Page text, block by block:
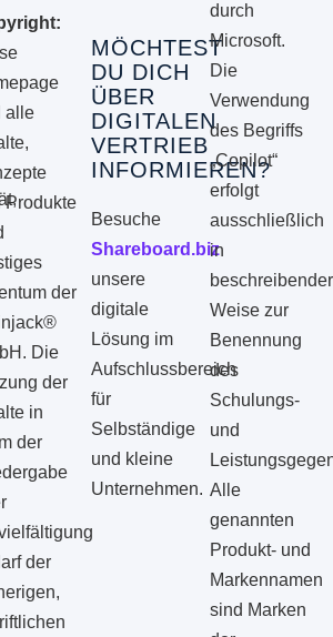
alle
Produkte
der
Die
der
in
der
der
MÖCHTEST
DU DICH
ÜBER
DIGITALEN
VERTRIEB
INFORMIEREN?
Besuche
Shareboard.biz
unsere
digitale
Lösung im
Aufschlussbereich
für
Selbständige
und kleine
Unternehmen.
durch
Microsoft.
Die
Verwendung
des Begriffs
„Copilot“
erfolgt
ausschließlich
in
beschreibender
Weise zur
Benennung
des
Schulungs-
und
Alle
genannten
Produkt- und
Markennamen
sind Marken